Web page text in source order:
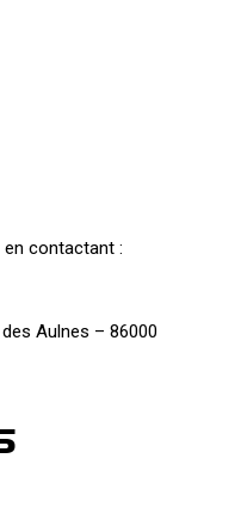
contactant :
des Aulnes – 86000